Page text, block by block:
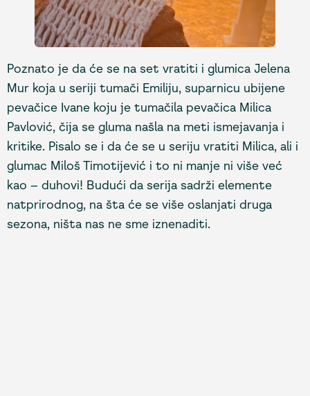
Poznato je da će se na set vratiti i glumica Jelena
Mur koja u seriji tumači Emiliju, suparnicu ubijene
pevačice Ivane koju je tumačila pevačica Milica
Pavlović, čija se gluma našla na meti ismejavanja i
kritike. Pisalo se i da će se u seriju vratiti Milica, ali i
glumac Miloš Timotijević i to ni manje ni više već
kao – duhovi! Budući da serija sadrži elemente
natprirodnog, na šta će se više oslanjati druga
sezona, ništa nas ne sme iznenaditi.